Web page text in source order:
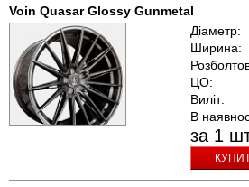
Voin Quasar Glossy Gunmetal
Діаметр:
Ширина:
ЦО:
Виліт:
В
за 1